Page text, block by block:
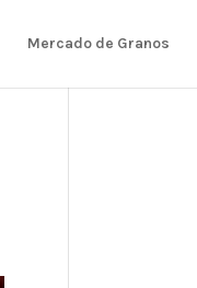
Mercado de Granos